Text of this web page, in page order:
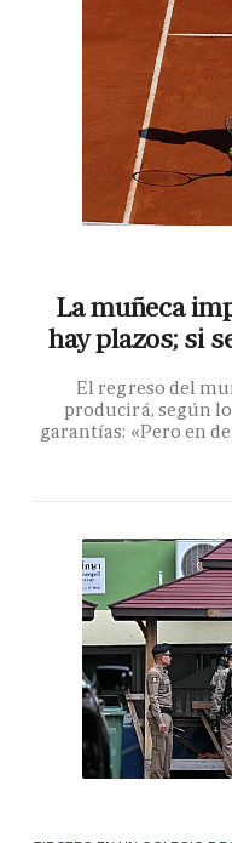
La muñeca
hay plazos; si
El regreso del
producirá, según
garantías: «Pero en